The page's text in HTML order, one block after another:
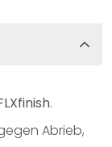
.
Abrieb,